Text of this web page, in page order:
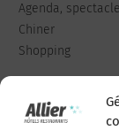
Agenda,
Chiner
Shopping